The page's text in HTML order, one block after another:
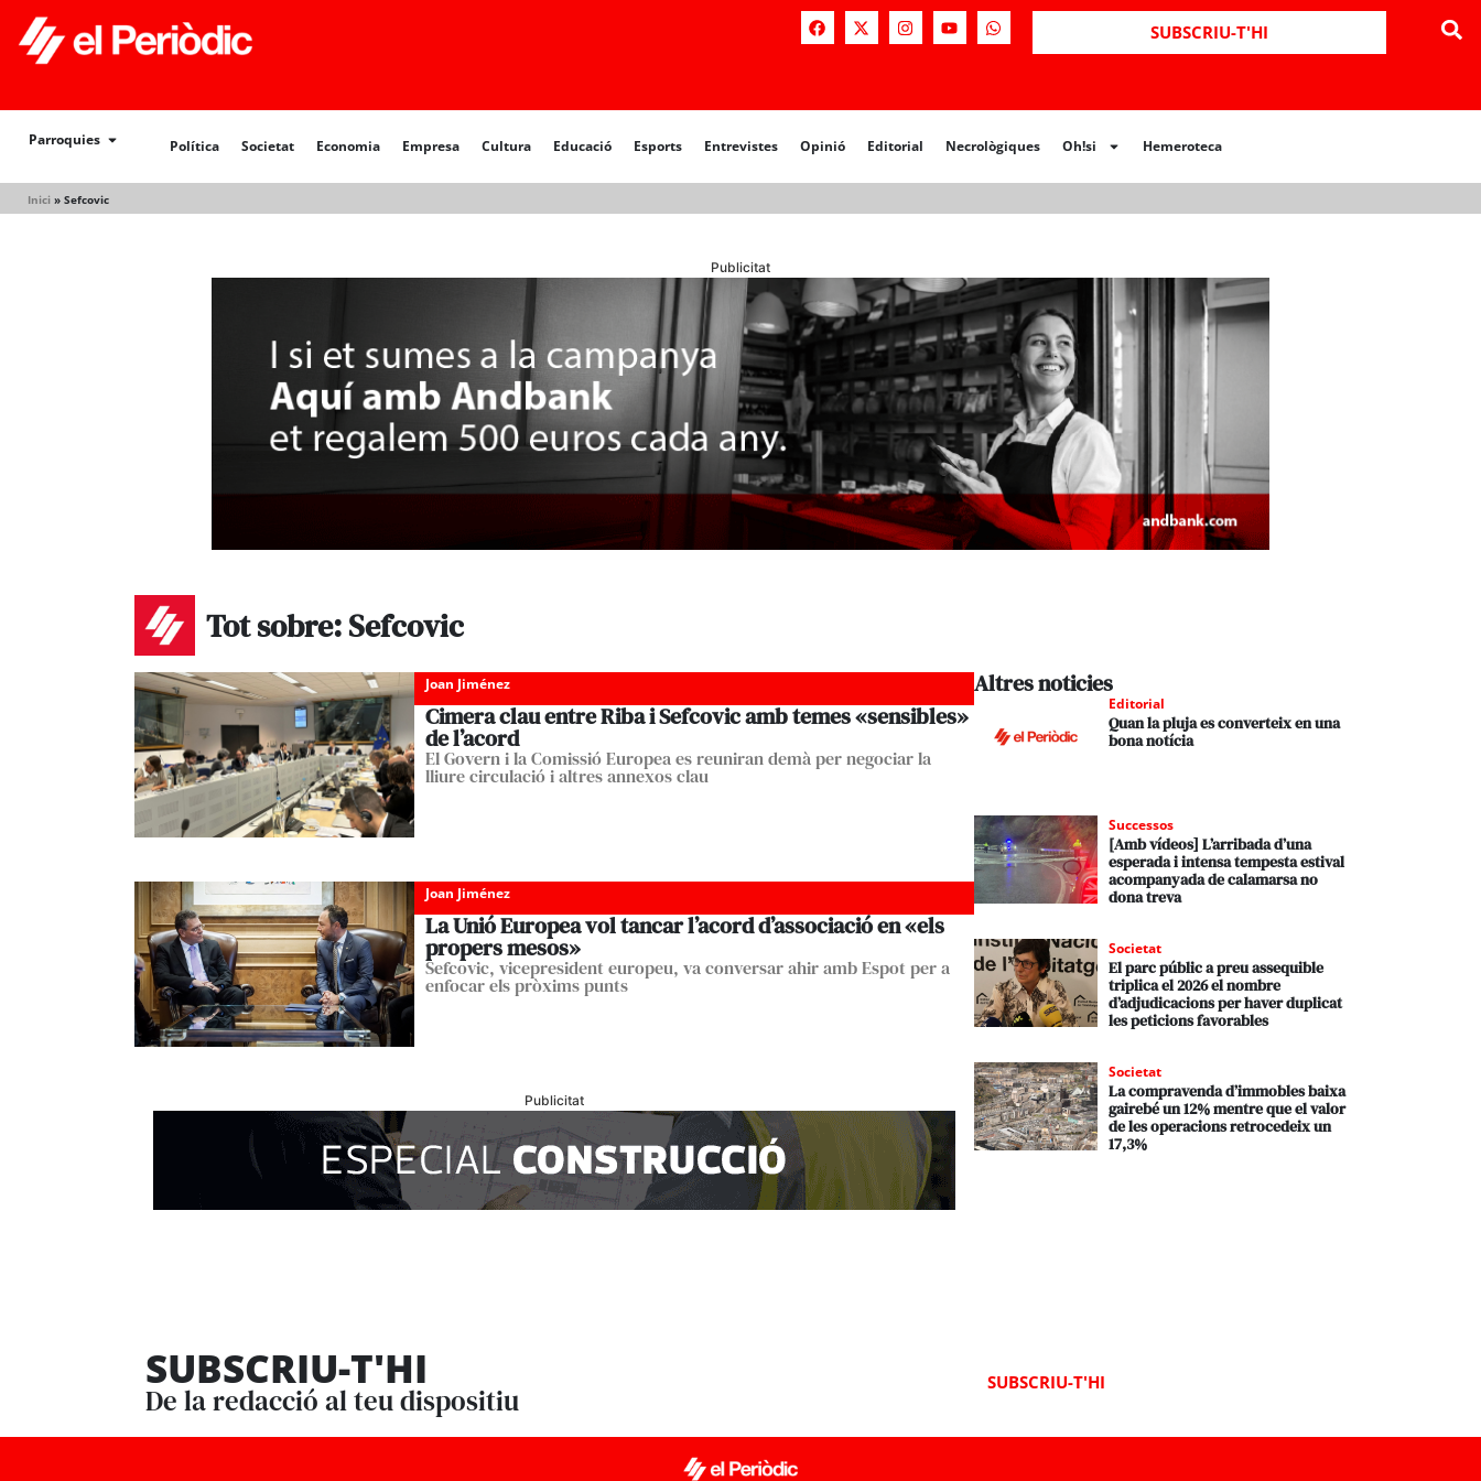
SUBSCRIU-T'HI
Parroquies Política Societat Economia Empresa Cultura Educació Esports Entrevistes Opinió Editorial Necrològiques Oh!si Hemeroteca
Inici » Sefcovic
Política Societat Opinió Editorial Necrològiques Hemeroteca
Publicitat
Tot sobre: Sefcovic
Joan Jiménez
Cimera clau entre Riba i Sefcovic amb temes «sensibles»
de l’acord
El Govern i la Comissió Europea es reuniran demà per negociar la
lliure circulació i altres annexos clau
Joan Jiménez
La Unió Europea vol tancar l’acord d’associació en «els
propers mesos»
Sefcovic, vicepresident europeu, va conversar ahir amb Espot per a
enfocar els pròxims punts
Publicitat
Altres noticies
Editorial
Quan la pluja es converteix en una
bona notícia
Successos
[Amb vídeos] L’arribada d’una
esperada i intensa tempesta estival
acompanyada de calamarsa no
dona treva
Societat
El parc públic a preu assequible
triplica el 2026 el nombre
d’adjudicacions per haver duplicat
les peticions favorables
Societat
La compravenda d’immobles baixa
gairebé un 12% mentre que el valor
de les operacions retrocedeix un
17,3%
SUBSCRIU-T'HI
De la redacció al teu dispositiu
SUBSCRIU-T'HI